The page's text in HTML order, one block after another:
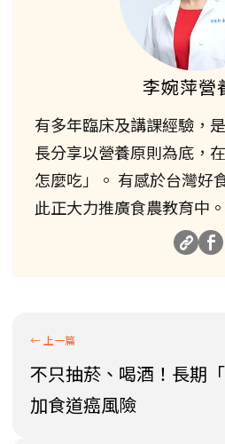
李婉萍營
有多年臨床及講課經驗，
長分享以營養原則為底，
怎麼吃」。 有感於台灣好
此正大力推廣食農教育中。
不只抽菸、喝酒！長期
加食道癌風險